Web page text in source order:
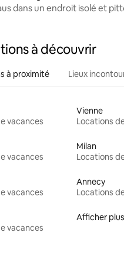
dans un endroit isolé et
à découvrir
à proximité Lieux
vacances
Vienne
Locations
vacances
Milan
Locations
vacances
Annecy
Locations
vacances
Afficher plus